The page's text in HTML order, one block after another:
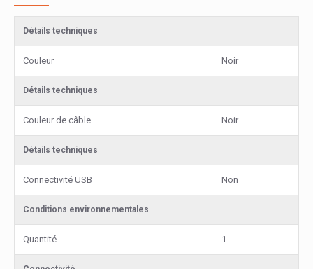
Détails techniques
Couleur Noir
Détails techniques
Couleur de câble Noir
Détails techniques
Connectivité USB Non
Conditions environnementales
Quantité 1